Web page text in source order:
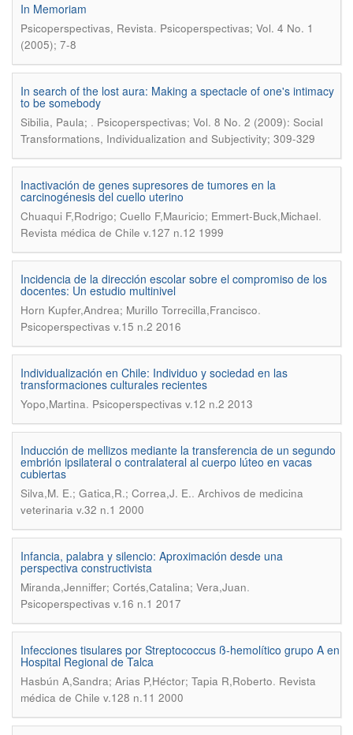
In Memoriam
Psicoperspectivas, Revista. Psicoperspectivas; Vol. 4 No. 1
(2005); 7-8
In search of the lost aura: Making a spectacle of one's intimacy
to be somebody
Sibilia, Paula; . Psicoperspectivas; Vol. 8 No. 2 (2009): Social
Transformations, Individualization and Subjectivity; 309-329
Inactivación de genes supresores de tumores en la
carcinogénesis del cuello uterino
Chuaqui F,Rodrigo; Cuello F,Mauricio; Emmert-Buck,Michael.
Revista médica de Chile v.127 n.12 1999
Incidencia de la dirección escolar sobre el compromiso de los
docentes: Un estudio multinivel
Horn Kupfer,Andrea; Murillo Torrecilla,Francisco.
Psicoperspectivas v.15 n.2 2016
Individualización en Chile: Individuo y sociedad en las
transformaciones culturales recientes
Yopo,Martina. Psicoperspectivas v.12 n.2 2013
Inducción de mellizos mediante la transferencia de un segundo
embrión ipsilateral o contralateral al cuerpo lúteo en vacas
cubiertas
Silva,M. E.; Gatica,R.; Correa,J. E.. Archivos de medicina
veterinaria v.32 n.1 2000
Infancia, palabra y silencio: Aproximación desde una
perspectiva constructivista
Miranda,Jenniffer; Cortés,Catalina; Vera,Juan.
Psicoperspectivas v.16 n.1 2017
Infecciones tisulares por Streptococcus ß-hemolítico grupo A en
Hospital Regional de Talca
Hasbún A,Sandra; Arias P,Héctor; Tapia R,Roberto. Revista
médica de Chile v.128 n.11 2000